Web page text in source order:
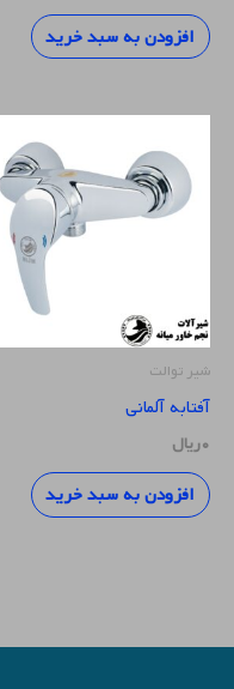
افزودن به سبد خرید
شیر توالت
آفتابه آلمانی
۰ریال
افزودن به سبد خرید